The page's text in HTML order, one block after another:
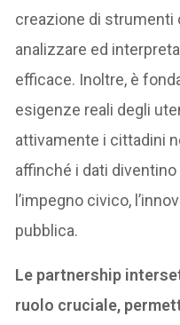
creazione di strumenti
analizzare ed
efficace. Inoltre, è
esigenze reali degli
attivamente i cittadini
affinché i dati
l’impegno civico,
pubblica.
Le partnership
ruolo cruciale,